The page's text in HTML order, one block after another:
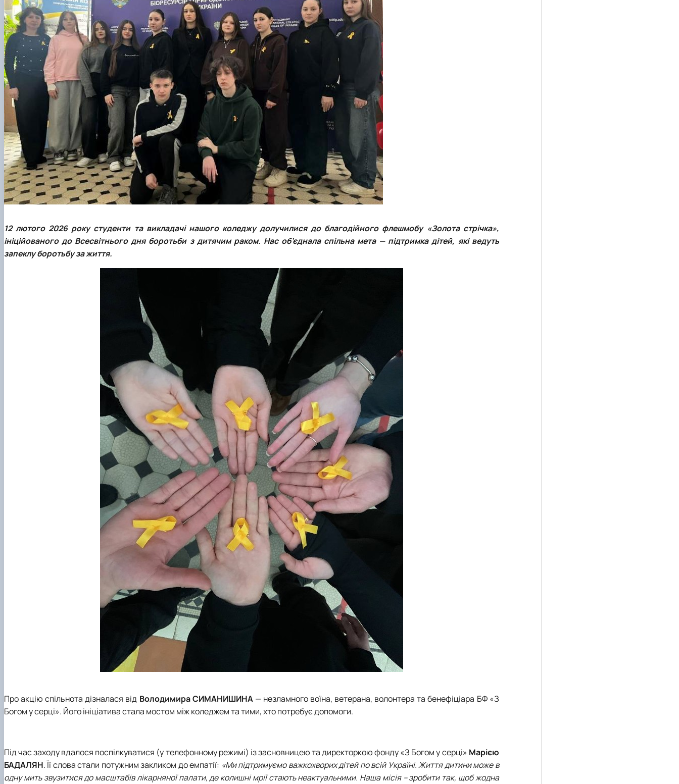
12 лютого 2026 року студенти та викладачі нашого коледжу долучилися до благодійного флешмобу «Золота стрічка»,
ініційованого до Всесвітнього дня боротьби з дитячим раком. Нас об’єднала спільна мета — підтримка дітей, які ведуть
запеклу боротьбу за життя.
Про акцію спільнота дізналася від Володимира СИМАНИШИНА— незламного воїна, ветерана, волонтера та бенефіціара БФ «З
Богом у серці». Його ініціатива стала мостом між коледжем та тими, хто потребує допомоги.
Під час заходу вдалося поспілкуватися (у телефонному режимі) із засновницею та директоркою фонду «З Богом у серці» Марією
БАДАЛЯН. Її слова стали потужним закликом до емпатії: «Ми підтримуємо важкохворих дітей по всій Україні. Життя дитини може в
одну мить звузитися до масштабів лікарняної палати, де колишні мрії стають неактуальними. Наша місія – зробити так, щоб жодна